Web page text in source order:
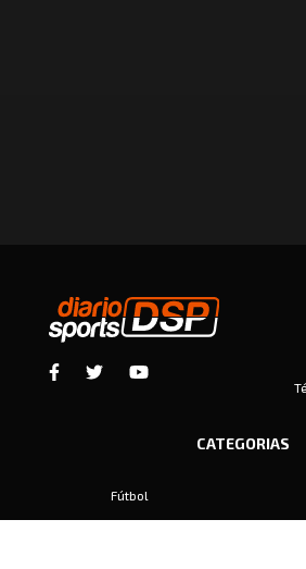
CATEGORIAS
Fútbol